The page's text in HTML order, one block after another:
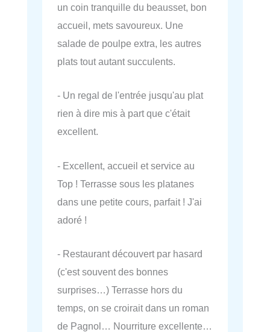
un coin tranquille du beausset, bon
accueil, mets savoureux. Une
salade de poulpe extra, les autres
plats tout autant succulents.
- Un regal de l'entrée jusqu'au plat
rien à dire mis à part que c'était
excellent.
- Excellent, accueil et service au
Top ! Terrasse sous les platanes
dans une petite cours, parfait ! J'ai
adoré !
- Restaurant découvert par hasard
(c'est souvent des bonnes
surprises…) Terrasse hors du
temps, on se croirait dans un roman
de Pagnol… Nourriture excellente…